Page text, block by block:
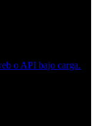
o API bajo carga.